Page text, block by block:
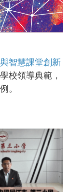
智慧課堂創新
校領導典範，
。